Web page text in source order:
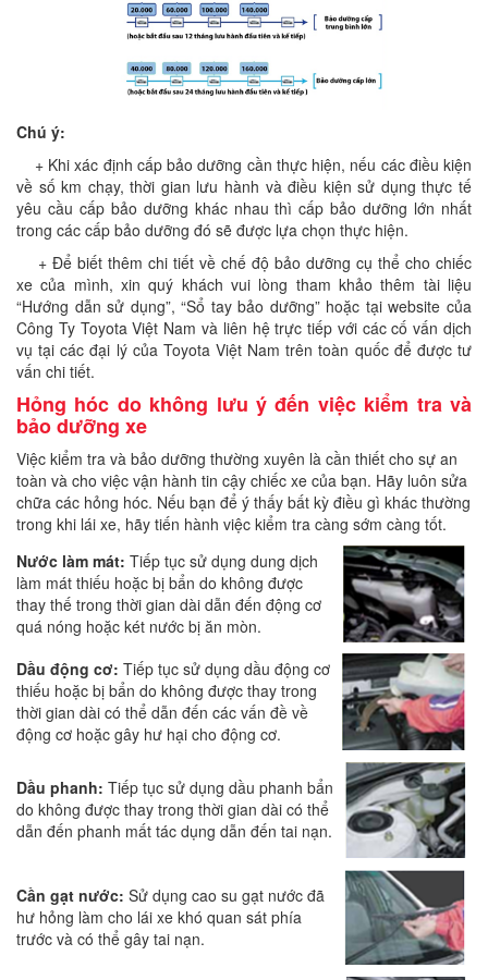
Chú ý:
+ Khi xác định cấp bảo dưỡng cần thực hiện, nếu các điều kiện
về số km chạy, thời gian lưu hành và điều kiện sử dụng thực tế
yêu cầu cấp bảo dưỡng khác nhau thì cấp bảo dưỡng lớn nhất
trong các cấp bảo dưỡng đó sẽ được lựa chọn thực hiện.
+ Để biết thêm chi tiết về chế độ bảo dưỡng cụ thể cho chiếc
xe của mình, xin quý khách vui lòng tham khảo thêm tài liệu
“Hướng dẫn sử dụng”, “Sổ tay bảo dưỡng” hoặc tại website của
Công Ty Toyota Việt Nam và liên hệ trực tiếp với các cố vấn dịch
vụ tại các đại lý của Toyota Việt Nam trên toàn quốc để được tư
vấn chi tiết.
Hỏng hóc do không lưu ý đến việc kiểm tra và
bảo dưỡng xe
Việc kiểm tra và bảo dưỡng thường xuyên là cần thiết cho sự an
toàn và cho việc vận hành tin cậy chiếc xe của bạn. Hãy luôn sửa
chữa các hỏng hóc. Nếu bạn để ý thấy bất kỳ điều gì khác thường
trong khi lái xe, hãy tiến hành việc kiểm tra càng sớm càng tốt.
Nước làm mát: Tiếp tục sử dụng dung dịch
làm mát thiếu hoặc bị bẩn do không được
thay thế trong thời gian dài dẫn đến động cơ
quá nóng hoặc két nước bị ăn mòn.
Dầu động cơ: Tiếp tục sử dụng dầu động cơ
thiếu hoặc bị bẩn do không được thay trong
thời gian dài có thể dẫn đến các vấn đề về
động cơ hoặc gây hư hại cho động cơ.
Dầu phanh: Tiếp tục sử dụng dầu phanh bẩn
do không được thay trong thời gian dài có thể
dẫn đến phanh mất tác dụng dẫn đến tai nạn.
Cần gạt nước: Sử dụng cao su gạt nước đã
hư hỏng làm cho lái xe khó quan sát phía
trước và có thể gây tai nạn.